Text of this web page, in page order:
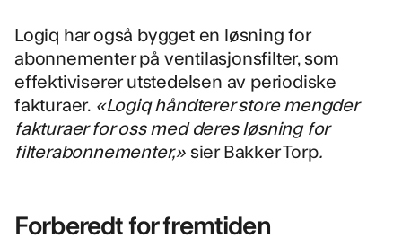
Logiq har også bygget en løsning for
abonnementer på ventilasjonsfilter, som
effektiviserer utstedelsen av periodiske
fakturaer. «Logiq håndterer store mengder
fakturaer for oss med deres løsning for
filterabonnementer,» sier Bakker Torp.
Forberedt for fremtiden